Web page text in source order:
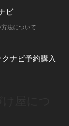
ビ
法について
ナビ予約購入